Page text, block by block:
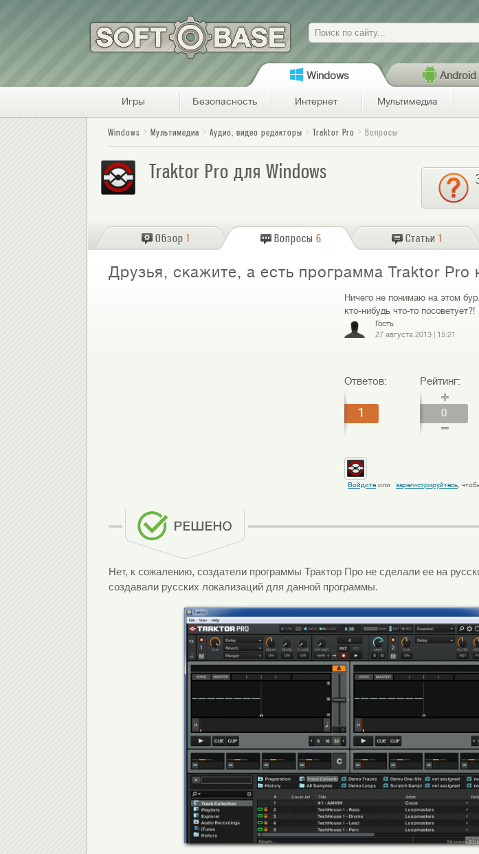
Поиск
Windows Android
Игры Безопасность Интернет Мультимедиа
Windows Мультимедиа Аудио, видео редакторы Traktor Pro Вопросы
Traktor Pro для Windows
Обзор 1 Вопросы 6 Статьи 1
Друзья, скажите, а есть программа Traktor Pro
Ничего не понимаю на этом
кто-нибудь что-то посоветует?!
Гость
27 августа 2013| 15:21
Ответов:
1
Рейтинг:
0
Войдитеили зарегистрируйтесь,
Нет, к сожалению, создатели программы Трактор Про не сделали ее на
создавали русских локализаций для данной программы.